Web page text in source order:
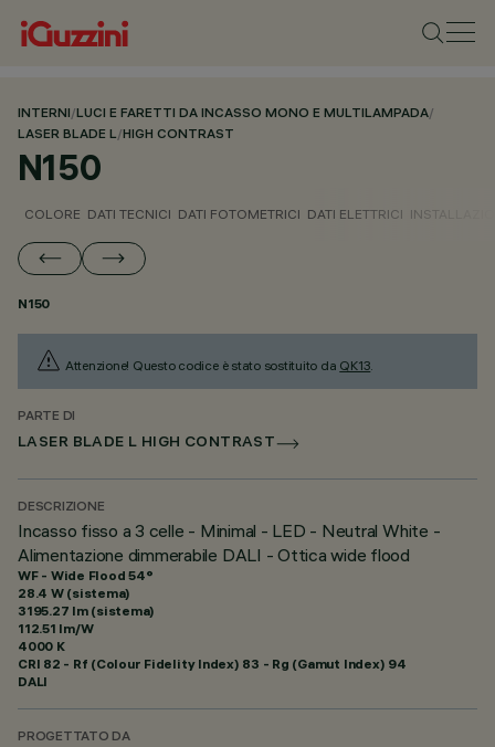
INTERNI/LUCI E FARETTI DA INCASSO MONO E MULTILAMPADA/
LASER BLADE L/HIGH CONTRAST
N150
COLORE DATI TECNICI DATI FOTOMETRICI DATI ELETTRICI
N150
Attenzione! Questo codice è stato sostituito da QK13.
PARTE DI
LASER BLADE L HIGH CONTRAST
DESCRIZIONE
Incasso fisso a 3 celle - Minimal - LED - Neutral White -
Alimentazione dimmerabile DALI - Ottica wide flood
WF - Wide Flood 54°
28.4 W (sistema)
3195.27 lm (sistema)
112.51 lm/W
4000 K
CRI 82 - Rf (Colour Fidelity Index) 83 - Rg (Gamut Index) 94
DALI
PROGETTATO DA